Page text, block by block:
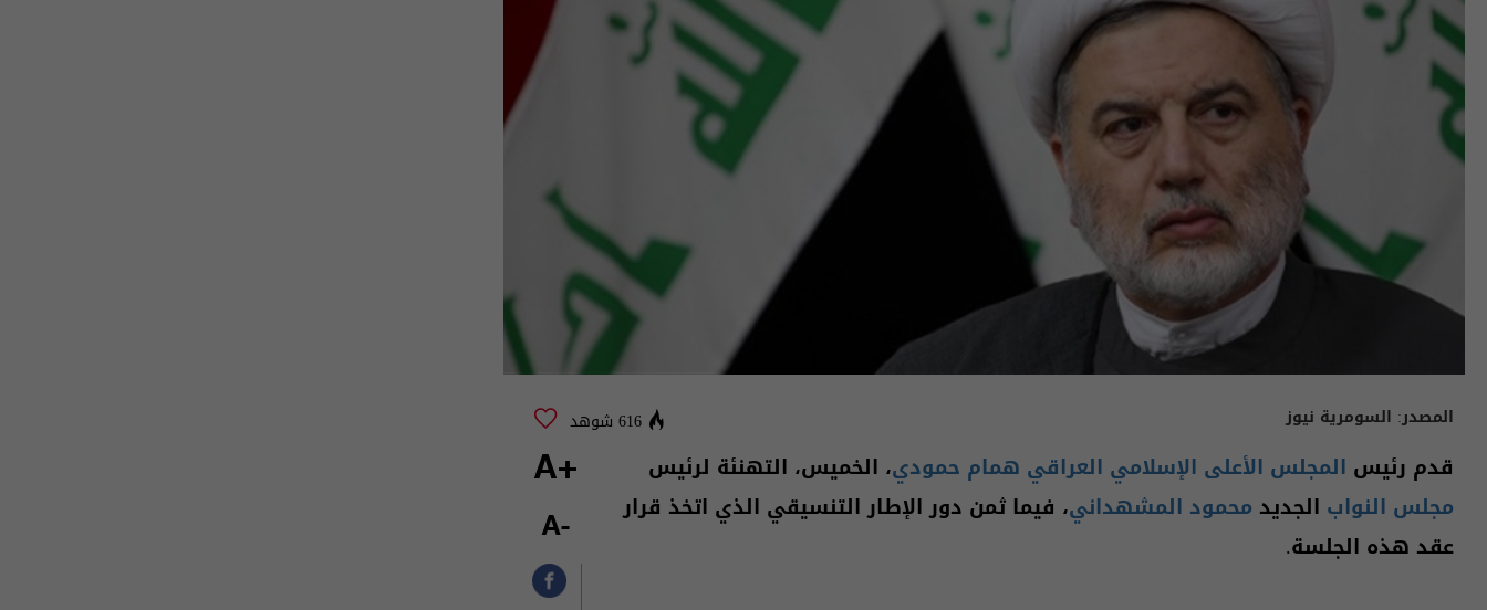
المصدر: السومرية نيوز 616 شوهد
قدم رئيس المجلس الأعلى الإسلامي العراقي همام حمودي، الخميس، التهنئة لرئيس
مجلس النواب الجديد محمود المشهداني، فيما ثمن دور الإطار التنسيقي الذي اتخذ قرار
عقد هذه الجلسة.
+A
-A